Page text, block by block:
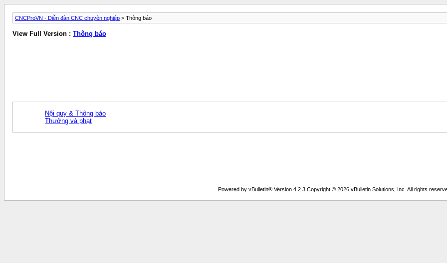
CNCProVN - Diễn đàn CNC chuyên nghiệp > Thông báo
View Full Version : Thông báo
Nội quy & Thông báo
Thưởng và phạt
Powered by vBulletin® Version 4.2.3 Copyright © 2026 vBulletin Solutions, Inc. All rights